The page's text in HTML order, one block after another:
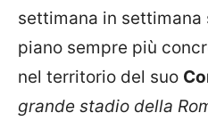
settimana in settimana
piano sempre più
nel territorio del suo
grande stadio della